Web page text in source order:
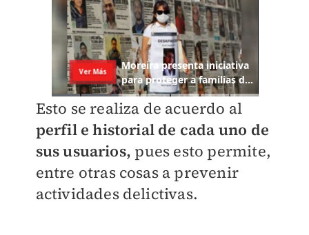
Esto se realiza de acuerdo al
perfil e historial de cada uno de
sus usuarios, pues esto permite,
entre otras cosas a prevenir
actividades delictivas.